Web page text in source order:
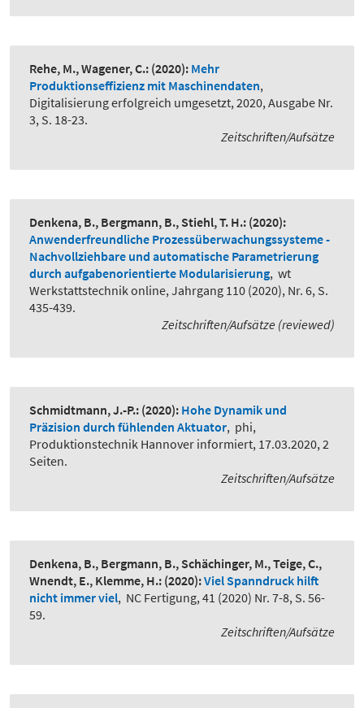
Rehe, M., Wagener, C.: (2020): Mehr
Produktionseffizienz mit Maschinendaten,
Digitalisierung erfolgreich umgesetzt, 2020, Ausgabe Nr.
3, S. 18-23.
Zeitschriften/Aufsätze
Denkena, B., Bergmann, B., Stiehl, T. H.: (2020):
Anwenderfreundliche Prozessüberwachungssysteme -
Nachvollziehbare und automatische Parametrierung
durch aufgabenorientierte Modularisierung, wt
Werkstattstechnik online, Jahrgang 110 (2020), Nr. 6, S.
435-439.
Zeitschriften/Aufsätze (reviewed)
Schmidtmann, J.-P.: (2020): Hohe Dynamik und
Präzision durch fühlenden Aktuator, phi,
Produktionstechnik Hannover informiert, 17.03.2020, 2
Seiten.
Zeitschriften/Aufsätze
Denkena, B., Bergmann, B., Schächinger, M., Teige, C.,
Wnendt, E., Klemme, H.: (2020):Viel Spanndruck hilft
nicht immer viel, NC Fertigung, 41 (2020) Nr. 7-8, S. 56-
59.
Zeitschriften/Aufsätze